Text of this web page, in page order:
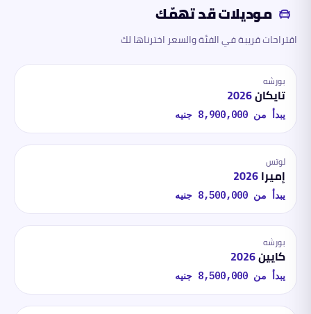
موديلات قد تهمّك
اقتراحات قريبة في الفئة والسعر اخترناها لك
بورشه
تايكان2026
يبدأ من 8,900,000 جنيه
لوتس
إميرا2026
يبدأ من 8,500,000 جنيه
بورشه
كايين2026
يبدأ من 8,500,000 جنيه